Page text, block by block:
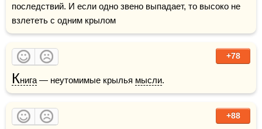
последствий. И если одно звено выпадает, то высоко не
взлететь с одним крылом
+78
Книга — неутомимые крылья мысли.
+88